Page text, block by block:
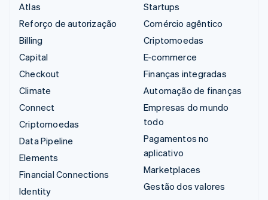
Atlas
Reforço de autorização
Billing
Capital
Checkout
Climate
Connect
Criptomoedas
Data Pipeline
Elements
Financial Connections
Identity
Startups
Comércio agêntico
Criptomoedas
E-commerce
Finanças integradas
Automação de finanças
Empresas do mundo
todo
Pagamentos no
aplicativo
Marketplaces
Gestão dos valores